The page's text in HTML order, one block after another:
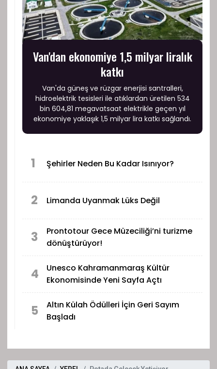
Van'dan ekonomiye 1,5 milyar liralık
katkı
Van'da güneş ve rüzgar enerjisi santralleri,
hidroelektrik tesisleri ile atıklardan üretilen 534
bin 604,81 megavatsaat elektrikle geçen yıl
ekonomiye yaklaşık 1,5 milyar lira katkı sağlandı.
1 Şehirler Neden Bu Kadar Isınıyor?
2 Limanda Uyanmak Lüks Değil
3
Prontotour Gece Müzeciliği’ni turizme
dönüştürüyor!
4
Unesco Kahramanmaraş Kültür
Ekonomisinde Yeni Sayfa Açtı
5
Altın Külah Ödülleri İçin Geri Sayım
Başladı